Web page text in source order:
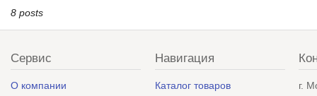
8 posts
Сервис
О компании
Навигация
Каталог товаров г.